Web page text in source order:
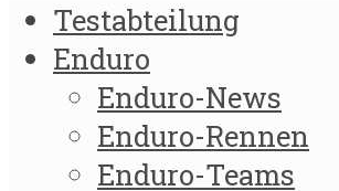
Testabteilung
Enduro
Enduro-News
Enduro-Rennen
Enduro-Teams